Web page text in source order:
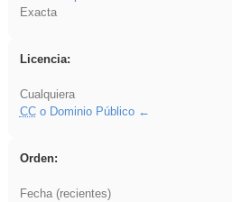
Exacta
Licencia:
Cualquiera
CCo Dominio Público
Orden:
Fecha (recientes)